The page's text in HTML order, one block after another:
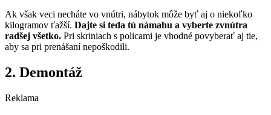
Ak však veci necháte vo vnútri, nábytok môže byť aj o niekoľko
kilogramov ťažší. Dajte si teda tú námahu a vyberte zvnútra
radšej všetko. Pri skriniach s policami je vhodné povyberať aj tie,
aby sa pri prenášaní nepoškodili.
2. Demontáž
Reklama